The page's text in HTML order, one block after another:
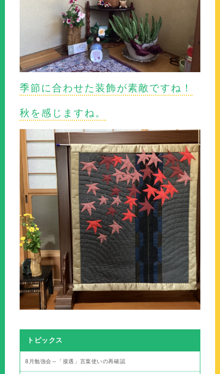
季節に合わせた装飾が素敵ですね！
秋を感じますね。
トピックス
8月勉強会～「接遇」言葉使いの再確認